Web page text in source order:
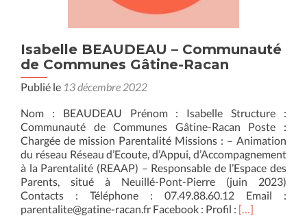
Isabelle BEAUDEAU – Communauté
de Communes Gâtine-Racan
Publié le 13 décembre 2022
Nom : BEAUDEAU Prénom : Isabelle Structure :
Communauté de Communes Gâtine-Racan Poste :
Chargée de mission Parentalité Missions : – Animation
du réseau Réseau d’Ecoute, d’Appui, d’Accompagnement
à la Parentalité (REAAP) – Responsable de l’Espace des
Parents, situé à Neuillé-Pont-Pierre (juin 2023)
Contacts : Téléphone : 07.49.88.60.12 Email :
parentalite@gatine-racan.fr Facebook : Profil : En
[…]